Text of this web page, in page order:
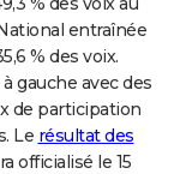
entraînée
% des voix.
gauche avec des
de participation
Le résultat des
officialisé le 15